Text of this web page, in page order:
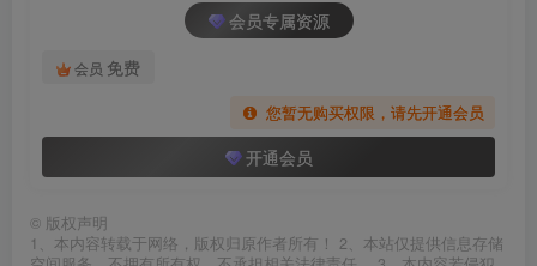
会员专属资源
会员 免费
您暂无购买权限，请先开通会员
开通会员
© 版权声明
1、本内容转载于网络，版权归原作者所有！ 2、本站仅提供信息存储